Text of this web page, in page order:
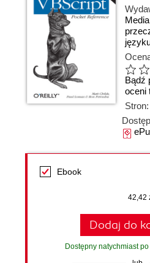
Media
Bądź
oceni
Stron:
Ebook
42,42
Dodaj do
Dostępny natychmiast